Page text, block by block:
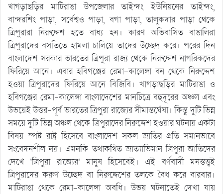
খাগড়াছড়ির মাটিরাঙা উপজেলার তাইন্দং ইউনিয়নের তাইন্দং,
বান্দরশিং পাড়া, সর্বেশ্বও পাড়া, বগা পাড়া, তালুকদার পাড়া থেকে
ত্রিপুরারা নিরুদ্দেশ হতে বাধ্য হন। কারণ অভিবাসিত বাঙালিরা
ত্রিপুরাদের বসতিতে হামলা চালিয়ে তাদের উচ্ছেদ করে। পরের দিন
বাংলাদেশ সরকার ভারতের ত্রিপুরা রাজ্য থেকে নিরুদ্দেশ নাগরিকদের
ফিরিয়ে আনে। এবার হবিগঞ্জের রেমা-কালেঙ্গা বন থেকে নিরুদ্দেশ
হওয়া ত্রিপুরাদের ফিরিয়ে আনে বিজিবি। খাগড়াছড়ির মাটিরাঙা ও
হবিগঞ্জের রেমা-কালেঙ্গা বাংলাদেশের মানচিত্রে বহুদূরের অঞ্চল এবং
উভয়েই উত্তর-পূর্ব ভারতের ত্রিপুরা রাজ্যের সীমান্তঘেঁষা। কিন্তু দুটি ভিন্ন
সময়ে দুটি ভিন্ন অঞ্চল থেকে ত্রিপুরাদের নিরুদ্দেশ হওয়ার ঘটনায় একটা
বিষয় স্পষ্ট রাষ্ট্র হিসেবে বাংলাদেশ সকল জাতির প্রতি সমানভাবে
সংবেদনশীল নয়। এমনকি তথাকথিত জাত্যাভিমান ত্রিপুরা জাতিদের
দেখে ‘ত্রিপুরা রাজ্যের’ মানুষ হিসেবেই। এই বর্ণবাদী মনস্তত্ত্বই
ত্রিপুরাদের করুণ উচ্ছেদ বা নিরুদ্দেশের তলকে বৈধ করে বারবার।
মাটিরাঙা থেকে রেমা-কালেঙ্গা অবধি। উভয় ঘটনাতেই দেখা যায়